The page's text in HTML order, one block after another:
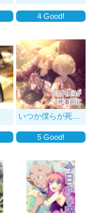
4Good!
いつか僕らが死ぬ前に
5Good!